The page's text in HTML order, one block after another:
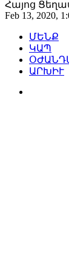
Հայոց
Feb 13, 2020,
ՄԵՆՔ
ԿԱՊ
ԱՐԽԻՒ